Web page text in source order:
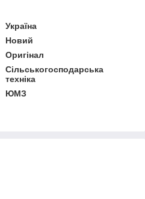
Україна
Новий
Оригінал
Сільськогосподарська
техніка
ЮМЗ